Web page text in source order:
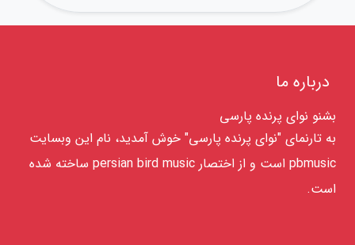
درباره ما
بشنو نوای پرنده پارسی
به تارنمای "نوای پرنده پارسی" خوش آمدید، نام این وبسایت
pbmusic است و از اختصار persian bird music ساخته شده
است.